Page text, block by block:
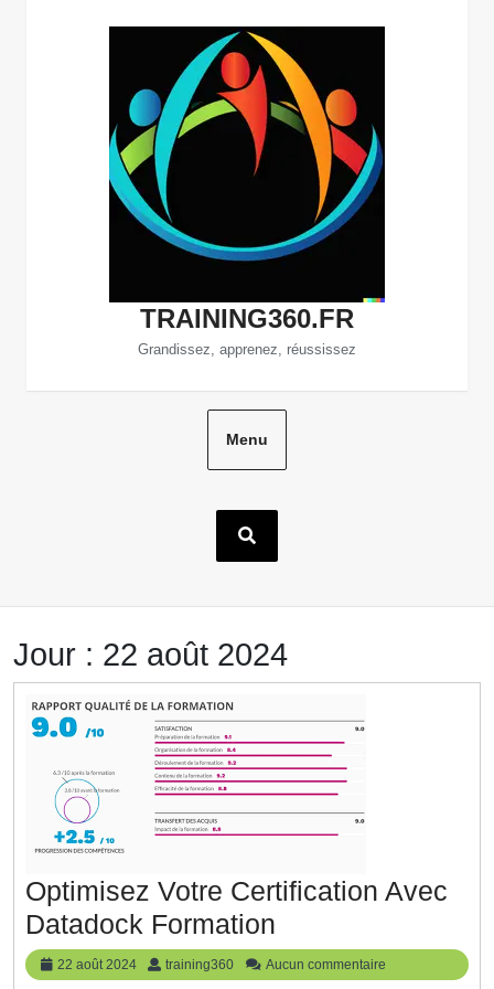
TRAINING360.FR
Grandissez, apprenez, réussissez
Menu
Jour : 22 août 2024
Optimisez Votre Certification Avec
Datadock Formation
Votre
22 août 2024
22
août
training360 training360
Aucun commentaire